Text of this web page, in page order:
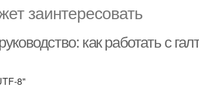
заинтересовать
как работать с
8"